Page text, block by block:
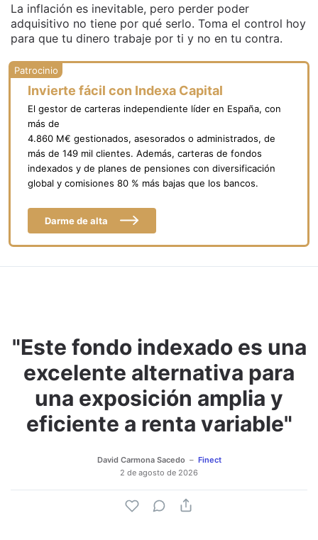
La inflación es inevitable, pero perder poder
adquisitivo no tiene por qué serlo. Toma el control hoy
para que tu dinero trabaje por ti y no en tu contra.
Invierte fácil con Indexa Capital
El gestor de carteras independiente líder en España, con
más de
4.860 M€ gestionados, asesorados o administrados, de
más de 149 mil clientes. Además, carteras de fondos
indexados y de planes de pensiones con diversificación
global y comisiones 80 % más bajas que los bancos.
Darme de alta
"Este fondo indexado es una
excelente alternativa para
una exposición amplia y
eficiente a renta variable"
David Carmona Sacedo
Finect
2 de agosto de 2026